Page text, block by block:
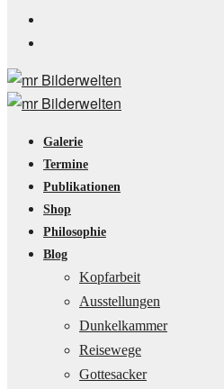
Galerie
Termine
Publikationen
Shop
Philosophie
Blog
Kopfarbeit
Ausstellungen
Dunkelkammer
Reisewege
Gottesacker